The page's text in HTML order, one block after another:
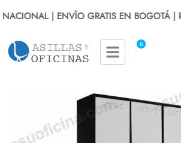
| ENVÌO GRATIS EN BOGOTÁ |
0